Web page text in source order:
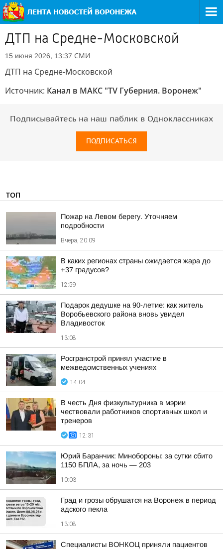
ДТП на Средне-Московской
15 июня 2026, 13:37 СМИ
ДТП на Средне-Московской
Источник: Канал в МАКС "TV Губерния. Воронеж"
Подписывайтесь на наш паблик в Одноклассниках
ПОДПИСАТЬСЯ
ТОП
Пожар на Левом берегу. Уточняем
подробности
Вчера, 20:09
В каких регионах страны ожидается жара до
+37 градусов?
12:59
Подарок дедушке на 90-летие: как житель
Воробьевского района вновь увидел
Владивосток
13:08
Росгранстрой принял участие в
межведомственных учениях
14:04
В честь Дня физкультурника в мэрии
чествовали работников спортивных школ и
тренеров
12:31
Юрий Баранчик: Минобороны: за сутки сбито
1150 БПЛА, за ночь — 203
10:03
Град и грозы обрушатся на Воронеж в период
адского пекла
13:08
Специалисты ВОНКОЦ приняли пациентов